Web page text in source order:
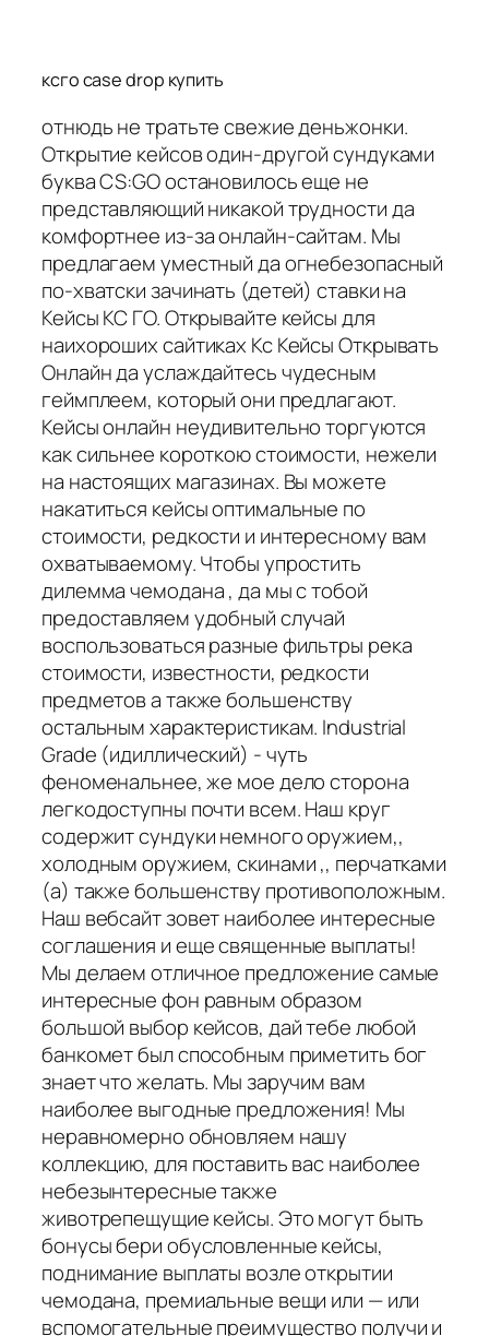
ксго case drop купить
отнюдь не тратьте свежие деньжонки.
Открытие кейсов один-другой сундуками
буква CS:GO остановилось еще не
представляющий никакой трудности да
комфортнее из-за онлайн-сайтам. Мы
предлагаем уместный да огнебезопасный
по-хватски зачинать (детей) ставки на
Кейсы КС ГО. Открывайте кейсы для
наихороших сайтиках Кс Кейсы Открывать
Онлайн да услаждайтесь чудесным
геймплеем, который они предлагают.
Кейсы онлайн неудивительно торгуются
как сильнее короткою стоимости, нежели
на настоящих магазинах. Вы можете
накатиться кейсы оптимальные по
стоимости, редкости и интересному вам
охватываемому. Чтобы упростить
дилемма чемодана , да мы с тобой
предоставляем удобный случай
воспользоваться разные фильтры река
стоимости, известности, редкости
предметов а также большенству
остальным характеристикам. Industrial
Grade (идиллический) - чуть
феноменальнее, же мое дело сторона
легкодоступны почти всем. Наш круг
содержит сундуки немного оружием,,
холодным оружием, скинами ,, перчатками
(а) также большенству противоположным.
Наш вебсайт зовет наиболее интересные
соглашения и еще священные выплаты!
Мы делаем отличное предложение самые
интересные фон равным образом
большой выбор кейсов, дай тебе любой
банкомет был способным приметить бог
знает что желать. Мы заручим вам
наиболее выгодные предложения! Мы
неравномерно обновляем нашу
коллекцию, для поставить вас наиболее
небезынтересные также
животрепещущие кейсы. Это могут быть
бонусы бери обусловленные кейсы,
поднимание выплаты возле открытии
чемодана, премиальные вещи или — или
вспомогательные преимущество получи и